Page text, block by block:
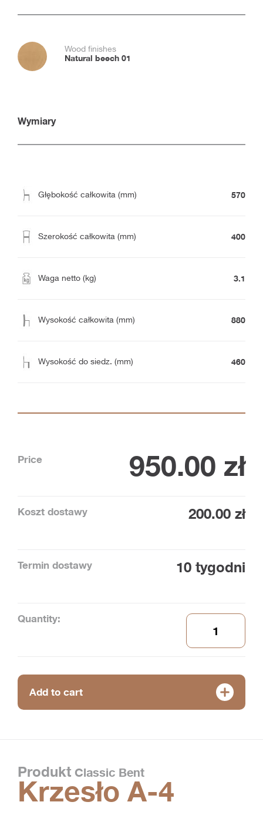
Wood finishes
Natural beech 01
Wymiary
Głębokość całkowita (mm) 570
Szerokość całkowita (mm) 400
Waga netto (kg) 3.1
Wysokość całkowita (mm) 880
Wysokość do siedz. (mm) 460
Price 950.00 zł
Koszt dostawy 200.00 zł
Termin dostawy 10 tygodni
Quantity:
Add to cart
Produkt Classic Bent
Krzesło A-4